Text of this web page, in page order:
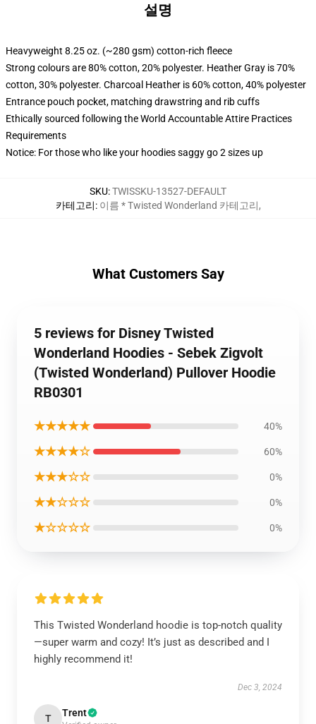
설명
Heavyweight 8.25 oz. (~280 gsm) cotton-rich fleece
Strong colours are 80% cotton, 20% polyester. Heather Gray is 70%
cotton, 30% polyester. Charcoal Heather is 60% cotton, 40% polyester
Entrance pouch pocket, matching drawstring and rib cuffs
Ethically sourced following the World Accountable Attire Practices
Requirements
Notice: For those who like your hoodies saggy go 2 sizes up
SKU:TWISSKU-13527-DEFAULT
카테고리: 이름 * Twisted Wonderland 카테고리,
What Customers Say
5 reviews for Disney Twisted
Wonderland Hoodies - Sebek Zigvolt
(Twisted Wonderland) Pullover Hoodie
RB0301
★★★★★ 40%
★★★★☆ 60%
★★★☆☆ 0%
★★☆☆☆ 0%
★☆☆☆☆ 0%
This Twisted Wonderland hoodie is top-notch quality
—super warm and cozy! It’s just as described and I
highly recommend it!
Dec 3, 2024
T Trent